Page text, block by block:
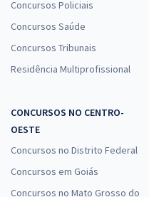
Concursos Policiais
Concursos Saúde
Concursos Tribunais
Residência Multiprofissional
CONCURSOS NO CENTRO-
OESTE
Concursos no Distrito Federal
Concursos em Goiás
Concursos no Mato Grosso do